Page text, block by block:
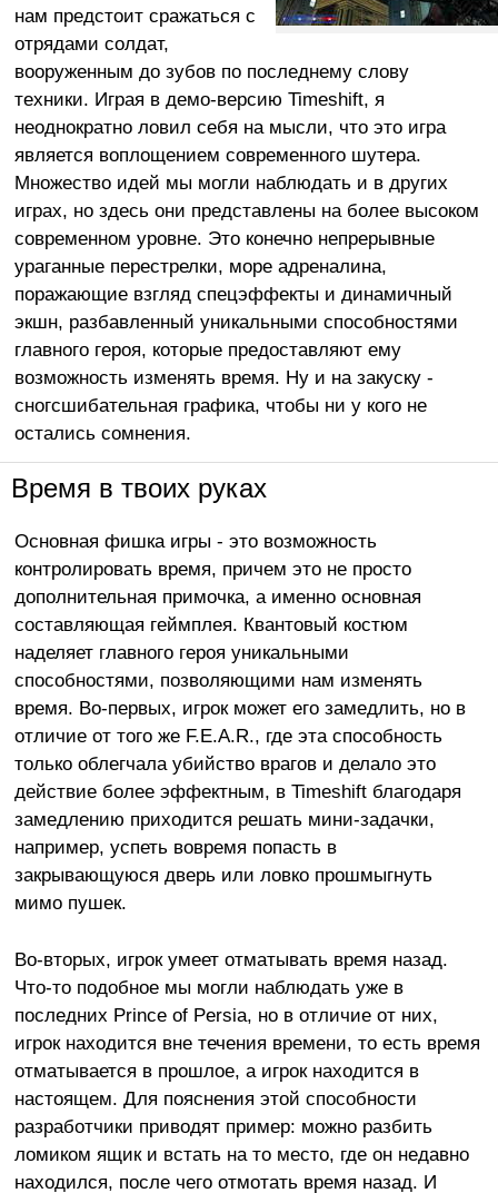
нам предстоит сражаться с
отрядами солдат,
вооруженным до зубов по последнему слову
техники. Играя в демо-версию Timeshift, я
неоднократно ловил себя на мысли, что это игра
является воплощением современного шутера.
Множество идей мы могли наблюдать и в других
играх, но здесь они представлены на более высоком
современном уровне. Это конечно непрерывные
ураганные перестрелки, море адреналина,
поражающие взгляд спецэффекты и динамичный
экшн, разбавленный уникальными способностями
главного героя, которые предоставляют ему
возможность изменять время. Ну и на закуску -
сногсшибательная графика, чтобы ни у кого не
остались сомнения.
Время в твоих руках
Основная фишка игры - это возможность
контролировать время, причем это не просто
дополнительная примочка, а именно основная
составляющая геймплея. Квантовый костюм
наделяет главного героя уникальными
способностями, позволяющими нам изменять
время. Во-первых, игрок может его замедлить, но в
отличие от того же F.E.A.R., где эта способность
только облегчала убийство врагов и делало это
действие более эффектным, в Timeshift благодаря
замедлению приходится решать мини-задачки,
например, успеть вовремя попасть в
закрывающуюся дверь или ловко прошмыгнуть
мимо пушек.
Во-вторых, игрок умеет отматывать время назад.
Что-то подобное мы могли наблюдать уже в
последних Prince of Persia, но в отличие от них,
игрок находится вне течения времени, то есть время
отматывается в прошлое, а игрок находится в
настоящем. Для пояснения этой способности
разработчики приводят пример: можно разбить
ломиком ящик и встать на то место, где он недавно
находился, после чего отмотать время назад. И